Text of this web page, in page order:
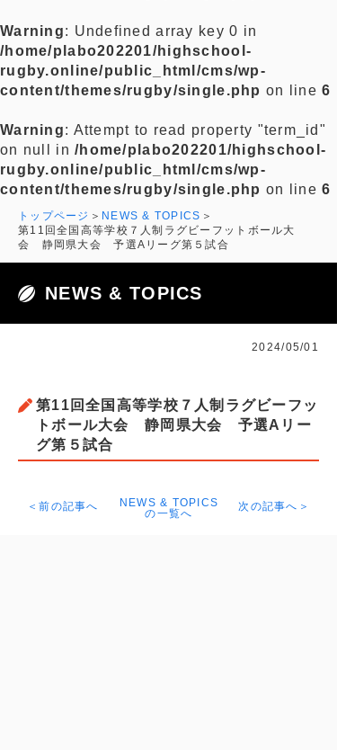
Warning: Undefined array key 0 in
/home/plabo202201/highschool-
rugby.online/public_html/cms/wp-
content/themes/rugby/single.php on line6
Warning: Attempt to read property "term_id"
on null in/home/plabo202201/highschool-
rugby.online/public_html/cms/wp-
content/themes/rugby/single.php on line6
トップページ
NEWS & TOPICS
第11回全国高等学校７人制ラグビーフットボール大
会 静岡県大会 予選Aリーグ第５試合
NEWS & TOPICS
2024/05/01
第11回全国高等学校７人制ラグビーフッ
トボール大会 静岡県大会 予選Aリー
グ第５試合
＜前の記事へ
NEWS & TOPICS
の一覧へ
次の記事へ＞